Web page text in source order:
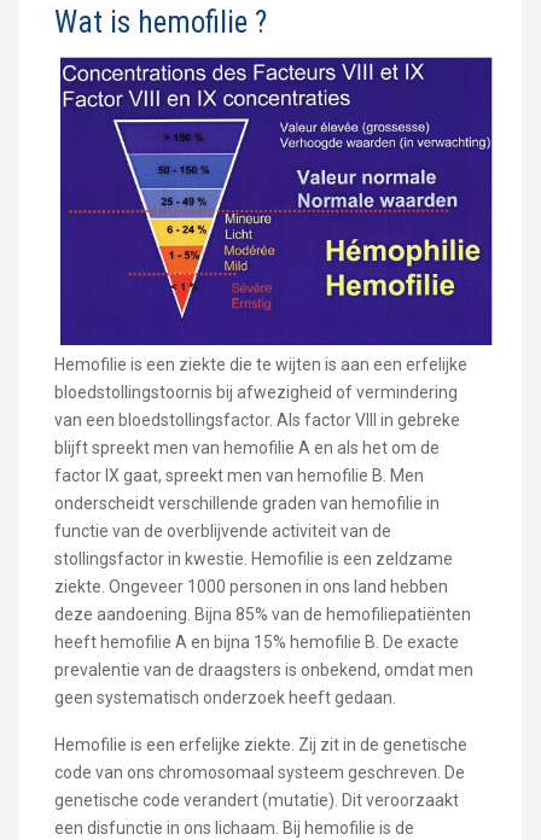
Wat is hemofilie ?
Hemofilie is een ziekte die te wijten is aan een erfelijke
bloedstollingstoornis bij afwezigheid of vermindering
van een bloedstollingsfactor. Als factor VIII in gebreke
blijft spreekt men van hemofilie A en als het om de
factor IX gaat, spreekt men van hemofilie B. Men
onderscheidt verschillende graden van hemofilie in
functie van de overblijvende activiteit van de
stollingsfactor in kwestie. Hemofilie is een zeldzame
ziekte. Ongeveer 1000 personen in ons land hebben
deze aandoening. Bijna 85% van de hemofiliepatiënten
heeft hemofilie A en bijna 15% hemofilie B. De exacte
prevalentie van de draagsters is onbekend, omdat men
geen systematisch onderzoek heeft gedaan.
Hemofilie is een erfelijke ziekte. Zij zit in de genetische
code van ons chromosomaal systeem geschreven. De
genetische code verandert (mutatie). Dit veroorzaakt
een disfunctie in ons lichaam. Bij hemofilie is de